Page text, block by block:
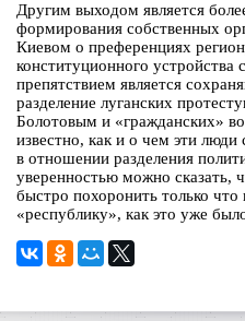
Другим выходом является
формирования собственных
Киевом о преференциях
конституционного
препятствием является
разделение луганских
Болотовым и «гражданских»
известно, как и о чем эти люди
в отношении разделения
уверенностью можно сказать,
быстро похоронить только
«республику», как это уже